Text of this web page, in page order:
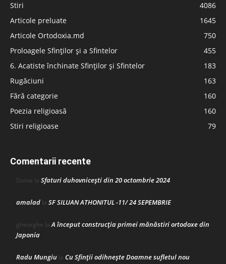
Stiri
4086
Articole preluate
1645
Articole Ortodoxia.md
750
Proloagele Sfinților și a Sfintelor
455
6. Acatiste închinate Sfinților și Sfintelor
183
Rugăciuni
163
Fără categorie
160
Poezia religioasă
160
Stiri religioase
79
Comentarii recente
Doina la Sfaturi duhovnicești din 20 octombrie 2024
amalad la SF SILUAN ATHONITUL -11/ 24 SEPEMBRIE
gheorghe laA început construcţia primei mănăstiri ortodoxe din
Japonia
Radu Mungiu la Cu Sfinții odihnește Doamne sufletul nou